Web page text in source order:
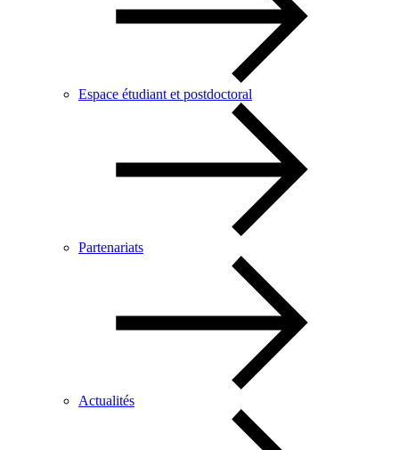
Espace étudiant et postdoctoral
Partenariats
Actualités